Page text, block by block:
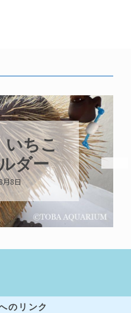
パラオ
ガイが交
いま
2026年8月7
のリンク